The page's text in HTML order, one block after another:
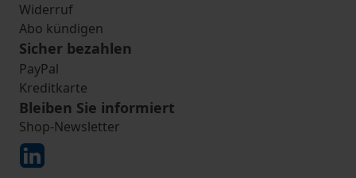
Widerruf
Abo kündigen
Sicher bezahlen
PayPal
Kreditkarte
Bleiben Sie informiert
Shop-Newsletter